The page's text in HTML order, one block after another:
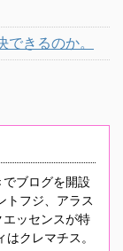
きるのか。
ブログを開設
トフジ、アラス
ッセンスが特
クレマチス。